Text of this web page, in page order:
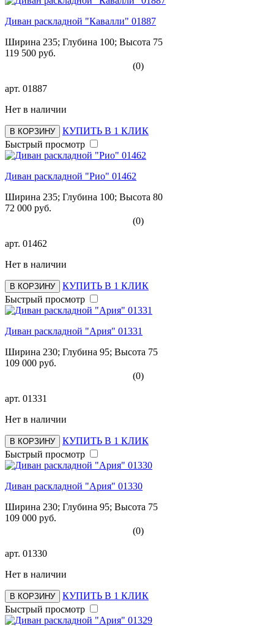
Диван раскладной "Кавалли" 01887
Ширина 235; Глубина 100; Высота 75
119 500 руб.
(0)
арт. 01887
Нет в наличии
В КОРЗИНУ
КУПИТЬ В 1 КЛИК
Быстрый просмотр
Диван раскладной "Рио" 01462
Ширина 235; Глубина 100; Высота 80
72 000 руб.
(0)
арт. 01462
Нет в наличии
В КОРЗИНУ
КУПИТЬ В 1 КЛИК
Быстрый просмотр
Диван раскладной "Ария" 01331
Ширина 230; Глубина 95; Высота 75
109 000 руб.
(0)
арт. 01331
Нет в наличии
В КОРЗИНУ
КУПИТЬ В 1 КЛИК
Быстрый просмотр
Диван раскладной "Ария" 01330
Ширина 230; Глубина 95; Высота 75
109 000 руб.
(0)
арт. 01330
Нет в наличии
В КОРЗИНУ
КУПИТЬ В 1 КЛИК
Быстрый просмотр